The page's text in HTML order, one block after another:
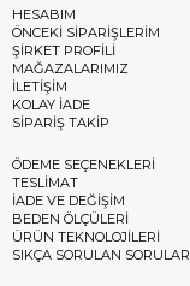
HESABIM
ÖNCEKİ SİPARİŞLERİM
ŞİRKET PROFİLİ
MAĞAZALARIMIZ
İLETİŞİM
KOLAY İADE
SİPARİŞ TAKİP
ÖDEME SEÇENEKLERİ
TESLİMAT
İADE VE DEĞİŞİM
BEDEN ÖLÇÜLERİ
ÜRÜN TEKNOLOJİLERİ
SIKÇA SORULAN SORULAR